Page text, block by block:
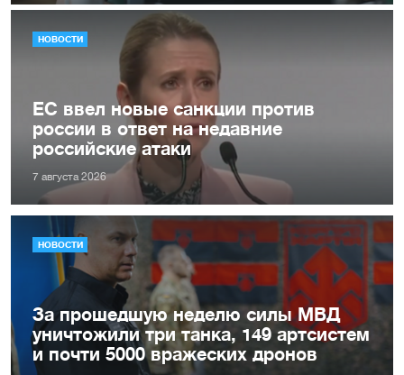
НОВОСТИ
ЕС ввел новые санкции против
россии в ответ на недавние
российские атаки
7 августа 2026
НОВОСТИ
За прошедшую неделю силы МВД
уничтожили три танка, 149 артсистем
и почти 5000 вражеских дронов